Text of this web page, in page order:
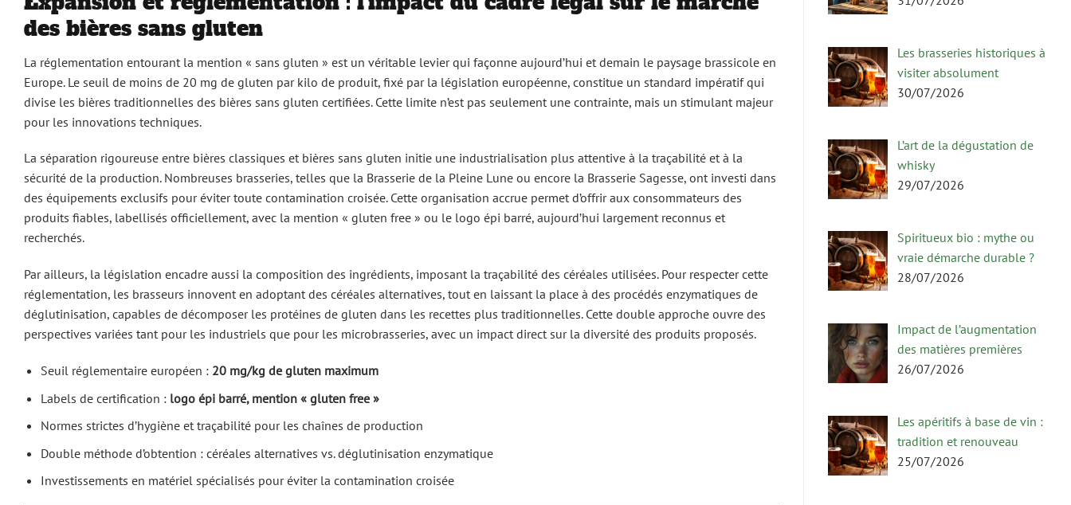
des bières sans gluten
La réglementation entourant la mention « sans gluten » est un véritable levier qui façonne aujourd’hui et demain le paysage brassicole en
Europe. Le seuil de moins de 20 mg de gluten par kilo de produit, fixé par la législation européenne, constitue un standard impératif qui
divise les bières traditionnelles des bières sans gluten certifiées. Cette limite n’est pas seulement une contrainte, mais un stimulant majeur
pour les innovations techniques.
La séparation rigoureuse entre bières classiques et bières sans gluten initie une industrialisation plus attentive à la traçabilité et à la
sécurité de la production. Nombreuses brasseries, telles que la Brasserie de la Pleine Lune ou encore la Brasserie Sagesse, ont investi dans
des équipements exclusifs pour éviter toute contamination croisée. Cette organisation accrue permet d’offrir aux consommateurs des
produits fiables, labellisés officiellement, avec la mention « gluten free » ou le logo épi barré, aujourd’hui largement reconnus et
recherchés.
Par ailleurs, la législation encadre aussi la composition des ingrédients, imposant la traçabilité des céréales utilisées. Pour respecter cette
réglementation, les brasseurs innovent en adoptant des céréales alternatives, tout en laissant la place à des procédés enzymatiques de
déglutinisation, capables de décomposer les protéines de gluten dans les recettes plus traditionnelles. Cette double approche ouvre des
perspectives variées tant pour les industriels que pour les microbrasseries, avec un impact direct sur la diversité des produits proposés.
Seuil réglementaire européen : 20 mg/kg de gluten maximum
Labels de certification : logo épi barré, mention « gluten free »
Normes strictes d’hygiène et traçabilité pour les chaînes de production
Double méthode d’obtention : céréales alternatives vs. déglutinisation enzymatique
Investissements en matériel spécialisés pour éviter la contamination croisée
Les brasseries historiques à
visiter absolument
30/07/2026
L’art de la dégustation de
whisky
29/07/2026
Spiritueux bio : mythe ou
vraie démarche durable ?
28/07/2026
Impact de l’augmentation
des matières premières
26/07/2026
Les apéritifs à base de vin :
tradition et renouveau
25/07/2026